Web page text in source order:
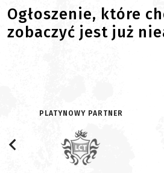
Ogłoszenie, które
zobaczyć jest już
PLATYNOWY PARTNER